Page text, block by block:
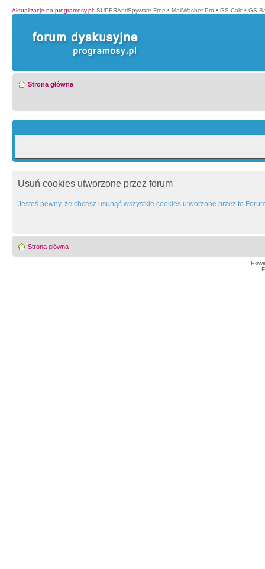
Aktualizacje na programosy.pl: SUPERAntiSpyware Free • MailWasher Pro • GS-Calc • GS-
Strona główna
Usuń cookies utworzone przez forum
Jesteś pewny, że chcesz usunąć wszystkie cookies utworzone przez to
Strona główna